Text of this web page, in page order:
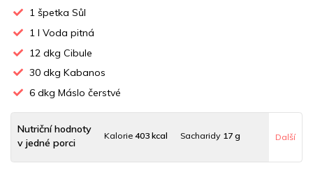
1 špetka Sůl
1 l Voda pitná
12 dkg Cibule
30 dkg Kabanos
6 dkg Máslo čerstvé
Nutriční hodnoty
v jedné porci
Kalorie 403 kcal Sacharidy 17 g Další